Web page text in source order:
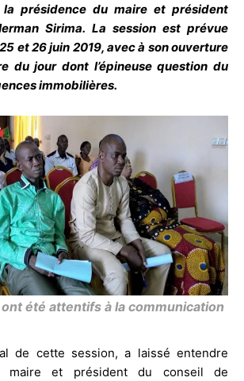
la présidence du maire et président
Sirima. La session est prévue
et 26 juin 2019, avec à son ouverture
du jour dont l’épineuse question du
immobilières.
été attentifs à la communication
de cette session, a laissé entendre
maire et président du conseil de